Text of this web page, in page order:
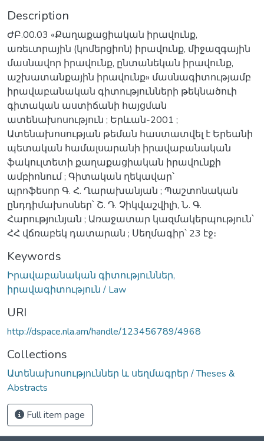
Description
ԺԲ.00.03 «Քաղաքացիական իրավունք,
առեւտրային (կոմերցիոն) իրավունք, միջազգային
մասնավոր իրավունք, ընտանեկան իրավունք,
աշխատանքային իրավունք» մասնագիտությամբ
իրավաբանական գիտությունների թեկնածուի
գիտական աստիճանի հայցման
ատենախոսություն ; Երևան-2001 ;
Ատենախոսության թեման հաստատվել է Երեանի
պետական համալսարանի իրավաբանական
ֆակուլտետի քաղաքացիական իրավունքի
ամբիոնում ; Գիտական ղեկավար՝
պրոֆեսոր Գ. Հ. Ղարախանյան ; Պաշտոնական
ընդդիմախոսներ՝ Շ. Դ. Չիկվաշվիլի, Ն. Գ.
Հարությունյան ; Առաջատար կազմակերպություն՝
ՀՀ վճռաբեկ դատարան ; Սեղմագիր՝ 23 էջ։
Keywords
Իրավաբանական գիտություններ,
իրավագիտություն / Law
URI
http://dspace.nla.am/handle/123456789/4968
Collections
Ատենախոսություններ և սեղմագրեր / Theses &
Abstracts
Full item page